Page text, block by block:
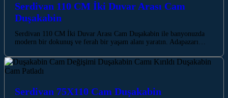
Serdivan 110 CM İki Duvar Arası Cam
Duşakabin
Serdivan 110 CM İki Duvar Arası Cam Duşakabin ile banyonuzda
modern bir dokunuş ve ferah bir yaşam alanı yaratın. Adapazarı…
Serdivan 75X110 Cam Duşakabin